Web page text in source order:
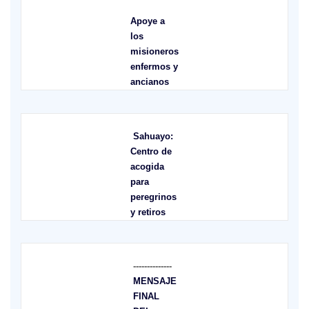
Apoye a
los
misioneros
enfermos y
ancianos
Sahuayo:
Centro de
acogida
para
peregrinos
y retiros
--------------
MENSAJE
FINAL